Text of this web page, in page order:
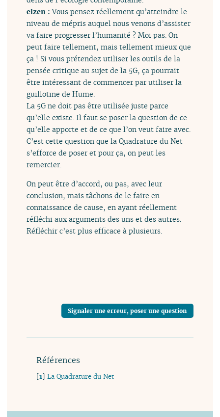
elzen :Vous pensez réellement qu’atteindre le
niveau de mépris auquel nous venons d’assister
va faire progresser l’humanité ? Moi pas. On
peut faire tellement, mais tellement mieux que
ça ! Si vous prétendez utiliser les outils de la
pensée critique au sujet de la 5G, ça pourrait
être intéressant de commencer par utiliser la
guillotine de Hume.
La 5G ne doit pas être utilisée juste parce
qu’elle existe. Il faut se poser la question de ce
qu’elle apporte et de ce que l’on veut faire avec.
C’est cette question que la Quadrature du Net
s’efforce de poser et pour ça, on peut les
remercier.
On peut être d’accord, ou pas, avec leur
conclusion, mais tâchons de le faire en
connaissance de cause, en ayant réellement
réfléchi aux arguments des uns et des autres.
Réfléchir c’est plus efficace à plusieurs.
Signaler une erreur, poser une question
Références
[1]La Quadrature du Net